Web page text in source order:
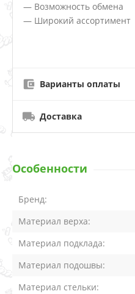
— Возможность обмена
— Широкий ассортимент
Варианты оплаты
Доставка
Особенности
Бренд:
Материал верха:
Материал подклада:
Материал подошвы:
Материал стельки: